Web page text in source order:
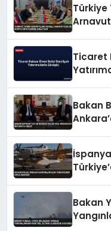
Türkiye
Ticaret
Bakan
Bakan